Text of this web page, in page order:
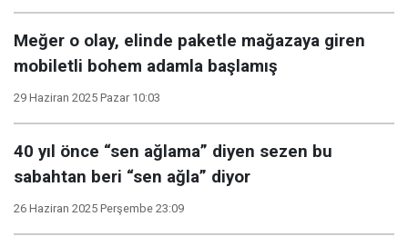
Meğer o olay, elinde paketle mağazaya giren
mobiletli bohem adamla başlamış
29 Haziran 2025 Pazar 10:03
40 yıl önce “sen ağlama” diyen sezen bu
sabahtan beri “sen ağla” diyor
26 Haziran 2025 Perşembe 23:09